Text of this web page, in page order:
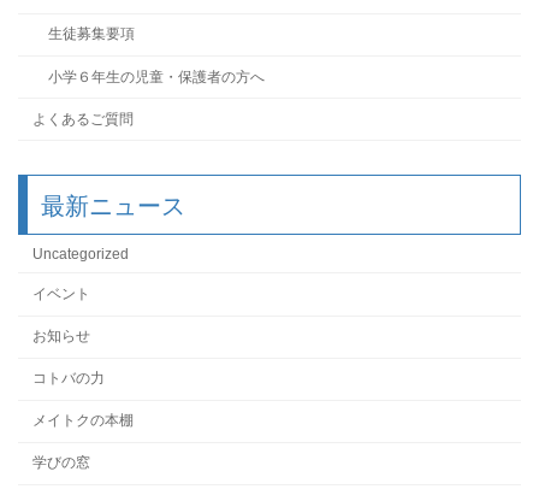
生徒募集要項
小学６年生の児童・保護者の方へ
よくあるご質問
最新ニュース
Uncategorized
イベント
お知らせ
コトバの力
メイトクの本棚
学びの窓